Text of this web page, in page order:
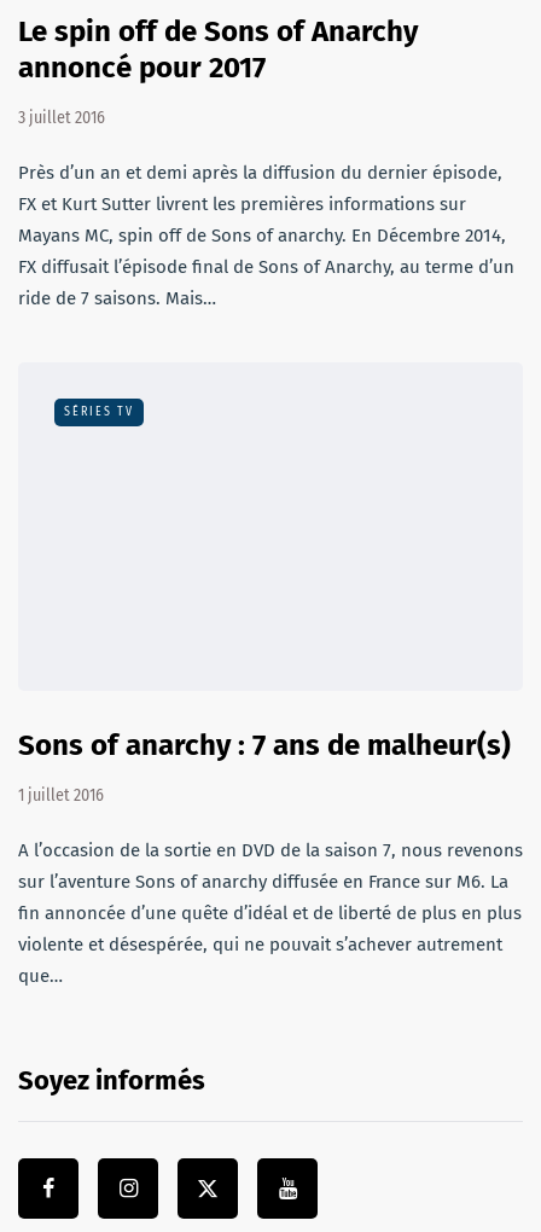
Le spin off de Sons of Anarchy
annoncé pour 2017
3 juillet 2016
Près d’un an et demi après la diffusion du dernier épisode,
FX et Kurt Sutter livrent les premières informations sur
Mayans MC, spin off de Sons of anarchy. En Décembre 2014,
FX diffusait l’épisode final de Sons of Anarchy, au terme d’un
ride de 7 saisons. Mais…
SÉRIES TV
Sons of anarchy : 7 ans de malheur(s)
1 juillet 2016
A l’occasion de la sortie en DVD de la saison 7, nous revenons
sur l’aventure Sons of anarchy diffusée en France sur M6. La
fin annoncée d’une quête d’idéal et de liberté de plus en plus
violente et désespérée, qui ne pouvait s’achever autrement
que…
Soyez informés